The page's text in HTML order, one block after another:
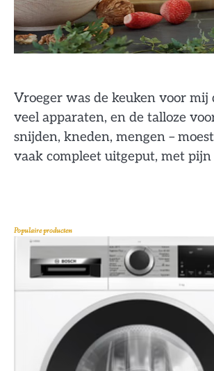
Vroeger was de keuken voor
veel apparaten, en de talloze
snijden, kneden, mengen –
vaak compleet uitgeput, met
Populaire producten